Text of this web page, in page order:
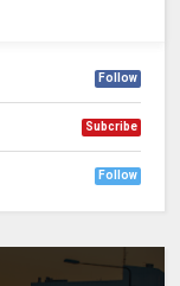
Follow
Subcribe
Follow